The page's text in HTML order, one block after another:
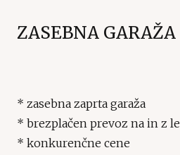
ZASEBNA GARAŽA
* zasebna zaprta garaža
* brezplačen prevoz na in z
* konkurenčne cene